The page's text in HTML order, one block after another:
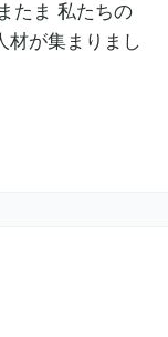
たま 私たちの
材が集まりまし